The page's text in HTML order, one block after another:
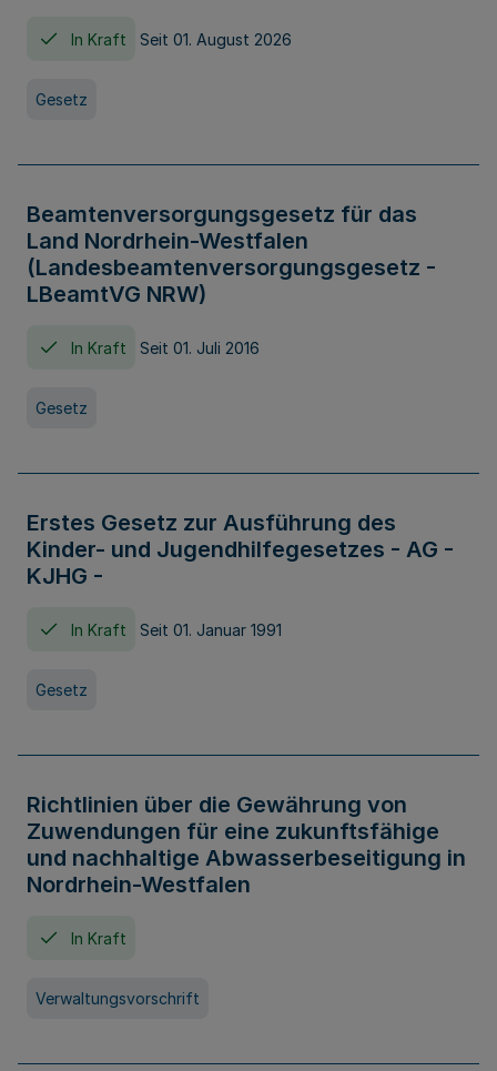
In Kraft Seit 01. August 2026
Gesetz
Beamtenversorgungsgesetz für das
Land Nordrhein-Westfalen
(Landesbeamtenversorgungsgesetz -
LBeamtVG NRW)
In Kraft Seit 01. Juli 2016
Gesetz
Erstes Gesetz zur Ausführung des
Kinder- und Jugendhilfegesetzes - AG -
KJHG -
In Kraft Seit 01. Januar 1991
Gesetz
Richtlinien über die Gewährung von
Zuwendungen für eine zukunftsfähige
und nachhaltige Abwasserbeseitigung in
Nordrhein-Westfalen
In Kraft
Verwaltungsvorschrift